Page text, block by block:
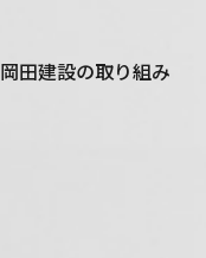
岡田建設の取り組み